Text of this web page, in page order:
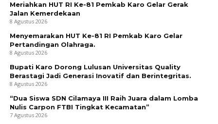
Meriahkan HUT RI Ke-81 Pemkab Karo Gelar Gerak
Jalan Kemerdekaan
8 Agustus 2026
Menyemarakan HUT Ke-81 RI Pemkab Karo Gelar
Pertandingan Olahraga.
8 Agustus 2026
Bupati Karo Dorong Lulusan Universitas Quality
Berastagi Jadi Generasi Inovatif dan Berintegritas.
8 Agustus 2026
“Dua Siswa SDN Cilamaya III Raih Juara dalam Lomba
Nulis Carpon FTBI Tingkat Kecamatan”
7 Agustus 2026